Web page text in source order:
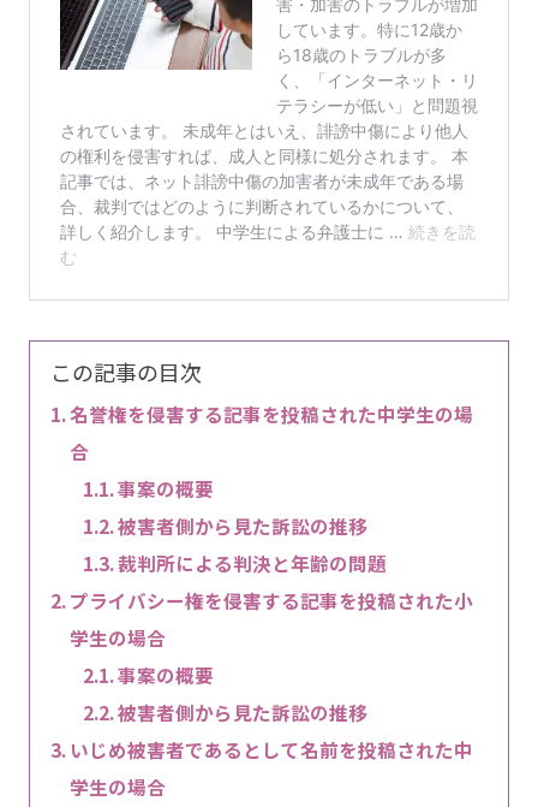
この記事の目次
名誉権を侵害する記事を投稿された中学生の場
合
事案の概要
被害者側から見た訴訟の推移
裁判所による判決と年齢の問題
プライバシー権を侵害する記事を投稿された小
学生の場合
事案の概要
被害者側から見た訴訟の推移
いじめ被害者であるとして名前を投稿された中
学生の場合